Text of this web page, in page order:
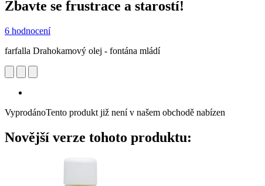
Zbavte se frustrace a starostí!
6 hodnocení
farfalla Drahokamový olej - fontána mládí
VyprodánoTento produkt již není v našem obchodě nabízen
Novější verze tohoto produktu: